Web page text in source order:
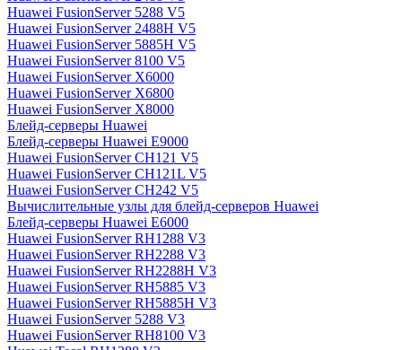
Huawei FusionServer 5288 V5
Huawei FusionServer 2488H V5
Huawei FusionServer 5885H V5
Huawei FusionServer 8100 V5
Huawei FusionServer X6000
Huawei FusionServer X6800
Huawei FusionServer X8000
Блейд-серверы Huawei
Блейд-серверы Huawei E9000
Huawei FusionServer CH121 V5
Huawei FusionServer CH121L V5
Huawei FusionServer CH242 V5
Вычислительные узлы для блейд-серверов Huawei
Блейд-серверы Huawei E6000
Huawei FusionServer RH1288 V3
Huawei FusionServer RH2288 V3
Huawei FusionServer RH2288H V3
Huawei FusionServer RH5885 V3
Huawei FusionServer RH5885H V3
Huawei FusionServer 5288 V3
Huawei FusionServer RH8100 V3